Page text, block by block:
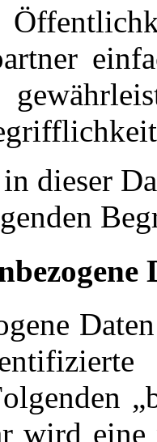
dieser
wird eine